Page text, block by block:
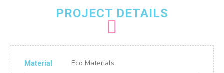
PROJECT DETAILS
Material Eco Materials